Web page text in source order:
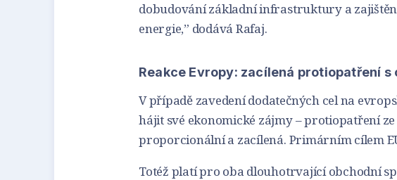
dobudování základní infrastruktury a
energie,” dodává Rafaj.
Reakce Evropy: zacílená protiopatření
V případě zavedení dodatečných cel na
hájit své ekonomické zájmy – protiopatření
proporcionální a zacílená. Primárním cílem
Totéž platí pro oba dlouhotrvající obchodní